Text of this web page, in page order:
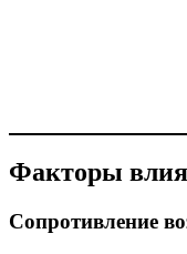
Факторы
Сопротивление